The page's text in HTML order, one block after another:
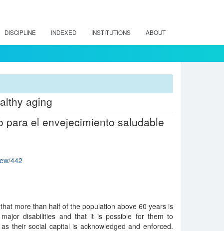
DISCIPLINE INDEXED INSTITUTIONS ABOUT
aging
para el envejecimiento saludable
442
more than half of the population above 60 years is
disabilities and that it is possible for them to
their social capital is acknowledged and enforced.